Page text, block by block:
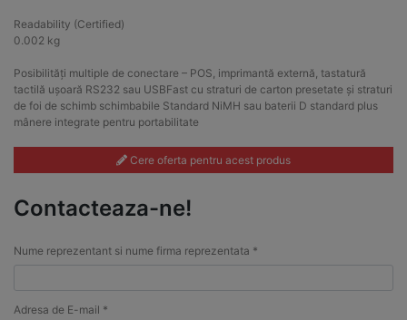
Readability (Certified)
0.002 kg
Posibilități multiple de conectare – POS, imprimantă externă, tastatură
tactilă ușoară RS232 sau USBFast cu straturi de carton presetate și straturi
de foi de schimb schimbabile Standard NiMH sau baterii D standard plus
mânere integrate pentru portabilitate
Cere oferta pentru acest produs
Contacteaza-ne!
Nume reprezentant si nume firma reprezentata *
Adresa de E-mail *